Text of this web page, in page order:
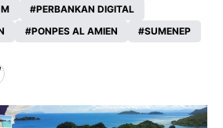
PERBANKAN DIGITAL
PONPES AL AMIEN SUMENEP